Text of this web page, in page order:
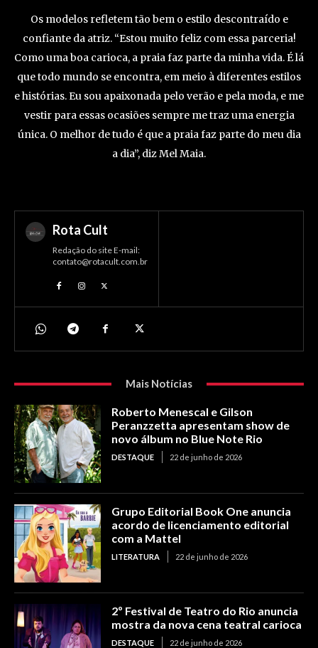
Os modelos refletem tão bem o estilo descontraído e
confiante da atriz. “Estou muito feliz com essa parceria!
Como uma boa carioca, a praia faz parte da minha vida. É lá
que todo mundo se encontra, em meio à diferentes estilos
e histórias. Eu sou apaixonada pelo verão e pela moda, e me
vestir para essas ocasiões sempre me traz uma energia
única. O melhor de tudo é que a praia faz parte do meu dia
a dia”, diz Mel Maia.
Rota Cult
Redação do site E-mail:
contato@rotacult.com.br
Mais Notícias
Roberto Menescal e Gilson
Peranzzetta apresentam show de
novo álbum no Blue Note Rio
DESTAQUE 22 de junho de 2026
Grupo Editorial Book One anuncia
acordo de licenciamento editorial
com a Mattel
LITERATURA 22 de junho de 2026
2º Festival de Teatro do Rio anuncia
mostra da nova cena teatral carioca
DESTAQUE 22 de junho de 2026